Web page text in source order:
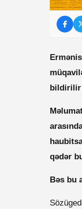
bildirilir
qədər
Bəs bu